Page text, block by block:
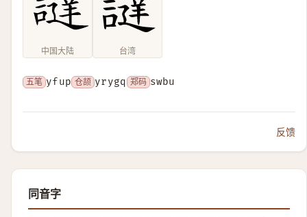
中国大陆 台湾
五笔 yfup 仓颉 yrygq 郑码 swbu
反馈
同音字